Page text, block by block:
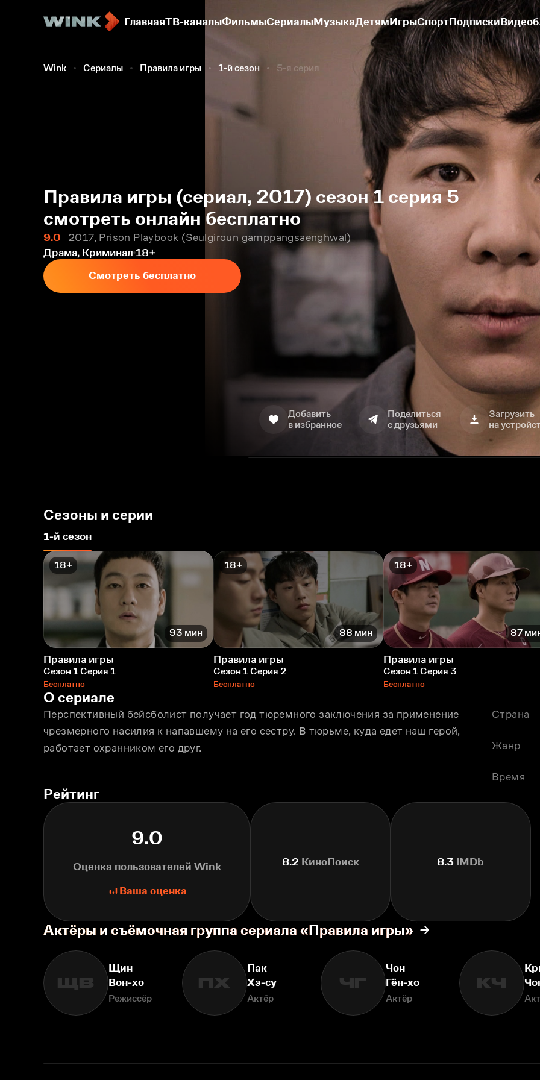
ГлавнаяТВ-каналыФильмыСериалыМузыкаДетямИгрыСпортПодписки
Wink Сериалы Правила игры 1-й сезон 5-я серия
Правила игры (сериал, 2017) сезон 1 серия 5
смотреть онлайн бесплатно
9.0
2017, Prison Playbook (Seulgiroun gamppangsaenghwal)
Драма, Криминал 18+
Смотреть бесплатно
Добавить
в избранное
Поделиться
с друзьями
Загрузить
на
Сезоны и серии
1-й сезон
18+
93 мин
Правила игры
Сезон 1 Серия 1
Бесплатно
18+
88 мин
Правила игры
Сезон 1 Серия 2
Бесплатно
18+
87
Правила игры
Сезон 1 Серия 3
Бесплатно
О сериале
Перспективный бейсболист получает год тюремного заключения за применение
чрезмерного насилия к напавшему на его сестру. В тюрьме, куда едет наш герой,
работает охранником его друг.
Страна
Жанр
Время
Рейтинг
9.0
Оценка пользователей Wink
Ваша оценка
8.2 КиноПоиск 8.3 IMDb
Актёры и съёмочная группа сериала «Правила игры»
ЩВ
Щин
Вон-хо
Режиссёр
ПХ
Пак
Хэ-су
Актёр
ЧГ
Чон
Гён-хо
Актёр
КЧ